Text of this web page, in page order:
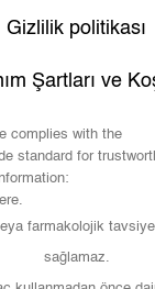
Gizlilik politikası
Şartları ve
complies with the
standard for
farmakolojik
sağlamaz.